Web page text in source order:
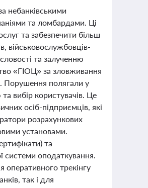
небанківськими
та ломбардами. Ці
та забезпечити більш
військовослужбовців-
та залученню
«ГІОЦ» за зловживання
Порушення полягали у
вибір користувачів. Це
осіб-підприємців, які
розрахункових
установами.
та
системи оподаткування.
трекінгу
так і для